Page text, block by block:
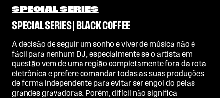
SPECIAL SERIES
SPECIAL SERIES | BLACK COFFEE
A decisão de seguir um sonho e viver de música não é
fácil para nenhum DJ, especialmente se o artista em
questão vem de uma região completamente fora da rota
eletrônica e prefere comandar todas as suas produções
de forma independente para evitar ser engolido pelas
grandes gravadoras. Porém, difícil não significa